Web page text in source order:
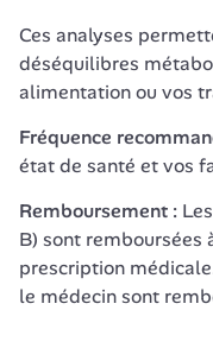
Ces analyses
déséquilibres
alimentation ou vos
Fréquence
état de santé et vos
Remboursement :
B) sont remboursées
prescription
le médecin sont